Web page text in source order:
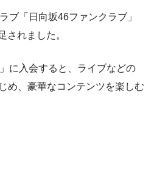
ブ「日向坂46ファンクラブ」
されました。
に入会すると、ライブなどの
め、豪華なコンテンツを楽しむ